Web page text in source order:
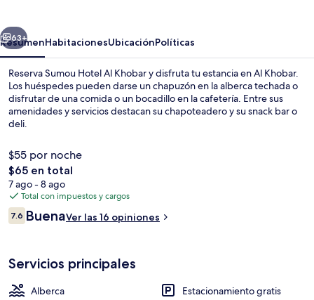
Siguiente
63+
ResumenHabitacionesUbicaciónPolíticas
Reserva Sumou Hotel Al Khobar y disfruta tu estancia en Al Khobar.
Los huéspedes pueden darse un chapuzón en la alberca techada o
disfrutar de una comida o un bocadillo en la cafetería. Entre sus
amenidades y servicios destacan su chapoteadero y su snack bar o
deli.
$55 por noche
El
precio
total
es
de
$65 en total
7 ago - 8 ago
Total con impuestos y cargos
Opiniones
7.67.6 de 10,
BuenaVer las 16 opiniones
Servicios principales
Alberca
Estacionamiento gratis